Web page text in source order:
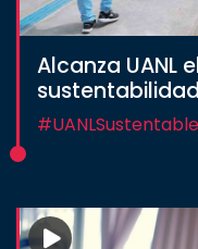
Alcanza UANL
#UANLSustentable